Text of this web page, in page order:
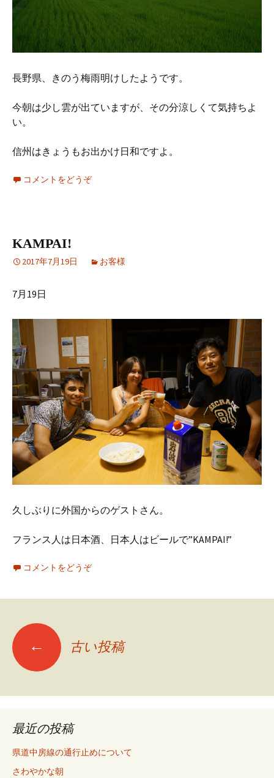
長野県、きのう梅雨明けしたようです。
今朝は少し雲が出ていますが、その分涼しくて気持ちよ
い。
信州はきょうもお出かけ日和ですよ。
コメントをどうぞ
KAMPAI!
2017年7月19日 お客様
7月19日
久しぶりに外国からのゲストさん。
フランス人は日本酒、日本人はビールで”KAMPAI!”
コメントをどうぞ
投稿ナビゲーション
← 古い投稿
最近の投稿
県道中房線の通行止めについて
さわやかな朝